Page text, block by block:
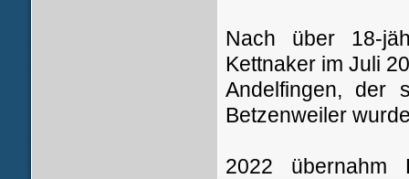
Nach über 18-
Kettnaker im Juli
Andelfingen, der
Betzenweiler
2022